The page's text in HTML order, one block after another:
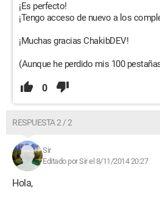
¡Es perfecto!
¡Tengo acceso de nuevo a los
¡Muchas gracias ChakibDEV!
(Aunque he perdido mis 100
0
RESPUESTA 2 / 2
Sir
Editado por Sir el 8/11/2014 20:27
Hola,